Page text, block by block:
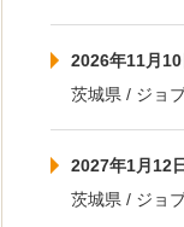
2026年11月
茨城県 / ジョ
2027年1月12
茨城県 / ジョ